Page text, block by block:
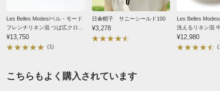
Les Belles Modes/ベル・モード
フレンチリネン混 つば広クロー
シュ
¥13,750
(1)
日傘帽子 サニーシールド100
¥3,278
Les Belles
洗えるリネン混
¥12,980
こちらもよく購入されています